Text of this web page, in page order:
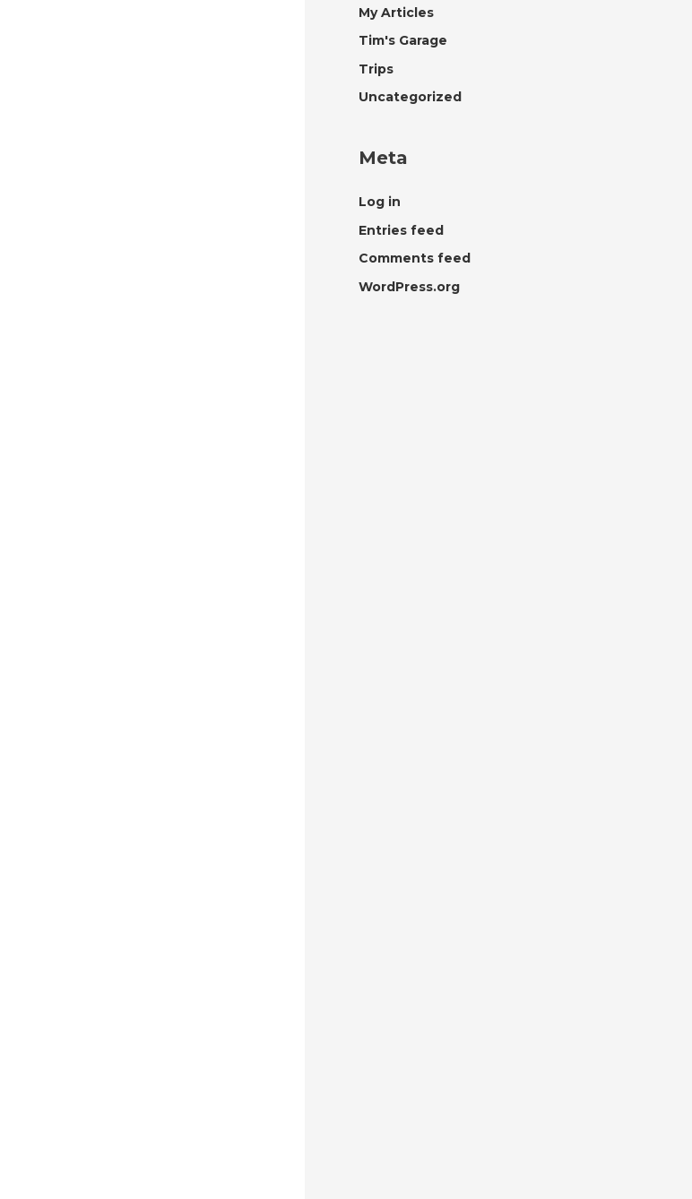
My Articles
Tim's Garage
Trips
Uncategorized
Meta
Log in
Entries feed
Comments feed
WordPress.org